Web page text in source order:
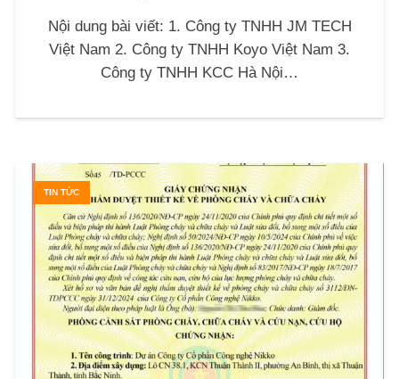
Nội dung bài viết: 1. Công ty TNHH JM TECH
Việt Nam 2. Công ty TNHH Koyo Việt Nam 3.
Công ty TNHH KCC Hà Nội…
TIN TỨC